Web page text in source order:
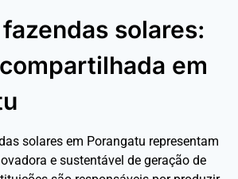
solares:
em
solares em Porangatu representam
e sustentável de geração de